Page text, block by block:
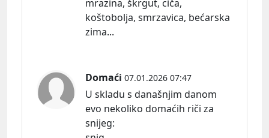
mrazina, škrgut, ciča,
koštobolja, smrzavica, bećarska
zima...
Domaći 07.01.2026 07:47
U skladu s današnjim danom
evo nekoliko domaćih riči za
snijeg: